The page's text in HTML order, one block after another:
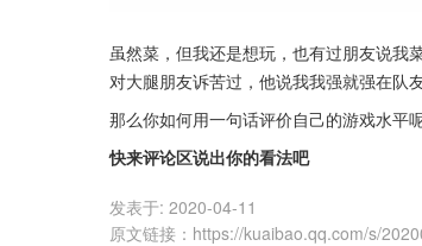
虽然菜，但我还是想玩，也有过朋友说我
对大腿朋友诉苦过，他说我我强就强在队
那么你如何用一句话评价自己的游戏水平
快来评论区说出你的看法吧
发表于: 2020-04-11
原文链接 ： https://kuaibao.qq.com/s/